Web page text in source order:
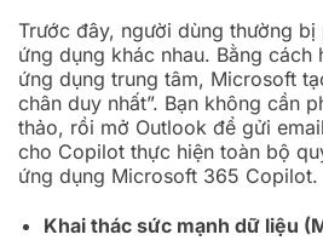
Trước đây, người dùng thường bị
ứng dụng khác nhau. Bằng
ứng dụng trung tâm, Microsoft
chân duy nhất”. Bạn không cần
thảo, rồi mở Outlook để gửi
cho Copilot thực hiện toàn bộ
ứng dụng Microsoft 365 Copilot.
Khai thác sức mạnh dữ liệu